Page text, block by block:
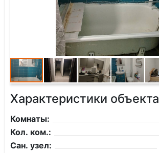
Характеристики объекта
Комнаты:
Кол. ком.:
Сан. узел: